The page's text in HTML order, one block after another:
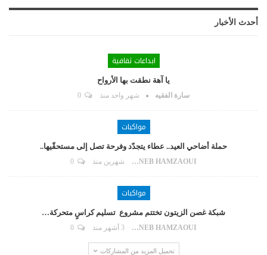
أحدث الأخبار
ابداعات ثقافية
يا آهة نطقت بها الأرواح
سارة الفقيه شهر واحد منذ
مواكبات
حملة أضاحي العيد.. عطاء يتجدّد وفرحة تصل إلى مستحقّيها..
ZAYNEB HAMZAOUI شهرين منذ
مواكبات
شبكة غصن الزيتون تختتم مشروع تسليم كراسٍ متحركة…
ZAYNEB HAMZAOUI 3 أشهر منذ
تحميل المزيد من المشاركات